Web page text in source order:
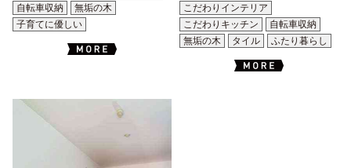
自転車収納
無垢の木
子育てに優しい
こだわりインテリア
こだわりキッチン
自転車収納
無垢の木
タイル ふたり暮らし